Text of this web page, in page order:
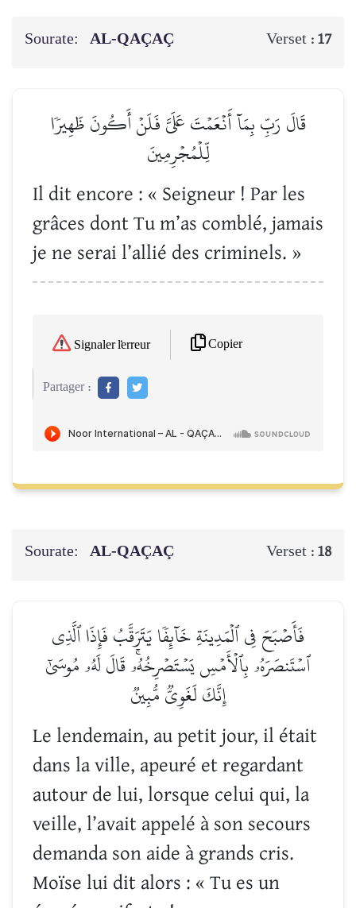
Sourate: AL-QAÇAÇ Verset : 17
قَالَ رَبِّ بِمَآ أَنۡعَمۡتَ عَلَيَّ فَلَنۡ أَكُونَ ظَهِيرٗا
لِّلۡمُجۡرِمِينَ
Il dit encore : « Seigneur ! Par les
grâces dont Tu m’as comblé, jamais
je ne serai l’allié des criminels. »
Signaler l'erreur Copier
Partager :
Sourate: AL-QAÇAÇ Verset : 18
فَأَصۡبَحَ فِي ٱلۡمَدِينَةِ خَآئِفٗا يَتَرَقَّبُ فَإِذَا ٱلَّذِي
ٱسۡتَنصَرَهُۥ بِٱلۡأَمۡسِ يَسۡتَصۡرِخُهُۥۚ قَالَ لَهُۥ مُوسَىٰٓ
إِنَّكَ لَغَوِيّٞ مُّبِينٞ
Le lendemain, au petit jour, il était
dans la ville, apeuré et regardant
autour de lui, lorsque celui qui, la
veille, l’avait appelé à son secours
demanda son aide à grands cris.
Moïse lui dit alors : « Tu es un